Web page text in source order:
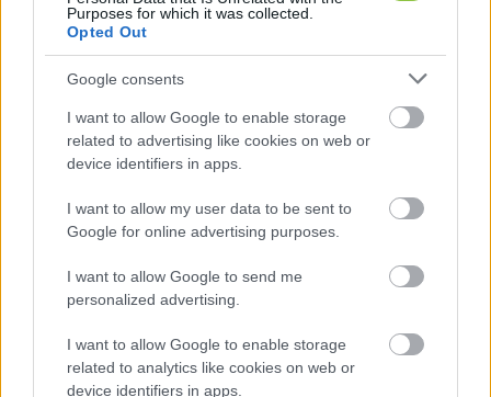
Purposes for which it was collected.
Opted Out
Google consents
I want to allow Google to enable storage
related to advertising like cookies on web or
device identifiers in apps.
I want to allow my user data to be sent to
Google for online advertising purposes.
I want to allow Google to send me
personalized advertising.
I want to allow Google to enable storage
related to analytics like cookies on web or
device identifiers in apps.
közpénzmilliárdokból kitömött
Alapjogokért Központ kikérte azNVI-től, hogy
szombat délután 16 óráig hány ajánlóívet adtak
le a Fidesz és a Tisza Párt választókerületi
jelöltjei. Eszerint: a Tisza Párt 13 806 darab ívet, a
pedig 8 ajánlás szerepelhet. Ez alapján számolt
úgy az Alapjogokért Központ, hogy a Tiszának
110 ezer ajánlása van, a Fidesznek pedig 196
ezer. Az NVI közléséből azonban csak annyi
következik, hogy